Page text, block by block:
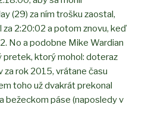
(29) za ním trošku zaostal,
2:20:02 a potom znovu, keď
No a podobne Mike Wardian
pretek, ktorý mohol: doteraz
rok 2015, vrátane času
toho už dvakrát prekonal
bežeckom páse (naposledy v